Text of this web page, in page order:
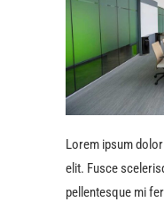
Lorem ipsum
elit. Fusce
pellentesque mi